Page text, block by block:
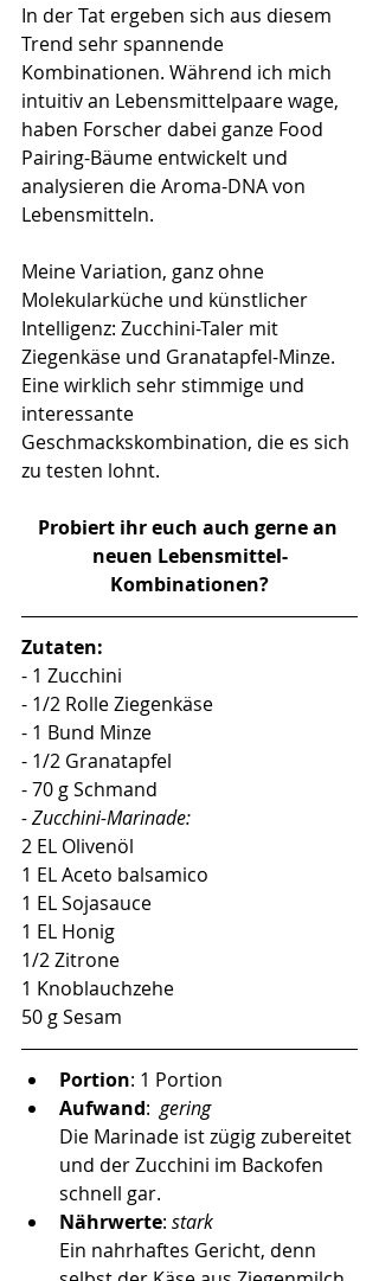
In der Tat ergeben sich aus diesem
Trend sehr spannende
Kombinationen. Während ich mich
intuitiv an Lebensmittelpaare wage,
haben Forscher dabei ganze Food
Pairing-Bäume entwickelt und
analysieren die Aroma-DNA von
Lebensmitteln.
Meine Variation, ganz ohne
Molekularküche und künstlicher
Intelligenz: Zucchini-Taler mit
Ziegenkäse und Granatapfel-Minze.
Eine wirklich sehr stimmige und
interessante
Geschmackskombination, die es sich
zu testen lohnt.
Probiert ihr euch auch gerne an
neuen Lebensmittel-
Kombinationen?
Zutaten:
- 1 Zucchini
- 1/2 Rolle Ziegenkäse
- 1 Bund Minze
- 1/2 Granatapfel
- 70 g Schmand
- Zucchini-Marinade:
2 EL Olivenöl
1 EL Aceto balsamico
1 EL Sojasauce
1 EL Honig
1/2 Zitrone
1 Knoblauchzehe
50 g Sesam
Portion: 1 Portion
Aufwand: gering
Die Marinade ist zügig zubereitet
und der Zucchini im Backofen
schnell gar.
Nährwerte: stark
Ein nahrhaftes Gericht, denn